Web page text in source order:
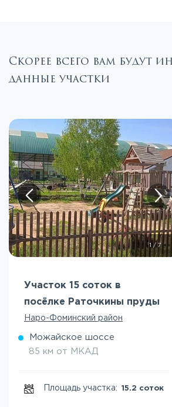
Скорее всего вам будут
данные участки
/ 7
Участок 15 соток в
посёлке Раточкины пруды
Наро-Фоминский район
Можайское шоссе
85 км от МКАД
Площадь участка: 15.2 соток